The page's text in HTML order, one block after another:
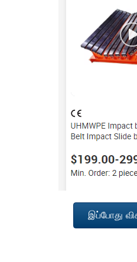
இப்போது